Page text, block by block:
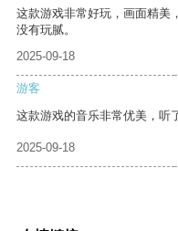
这款游戏非常好玩，画面精美
没有玩腻。
2025-09-18
游客
这款游戏的音乐非常优美，听
2025-09-18